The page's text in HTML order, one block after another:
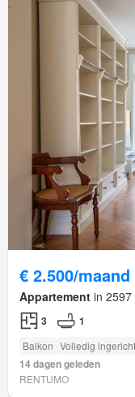
€ 2.500/maand
Appartement in 2597
3 1
Balkon Volledig ingericht
14 dagen geleden
RENTUMO